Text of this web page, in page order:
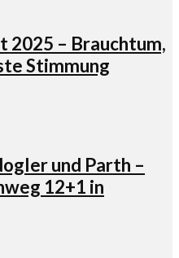
– Brauchtum,
Stimmung
und Parth –
12+1 in